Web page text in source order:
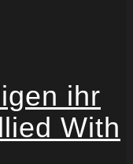
ihr
With